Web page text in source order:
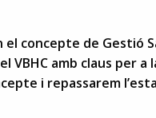
concepte de Gestió
VBHC amb claus per a
i repassarem